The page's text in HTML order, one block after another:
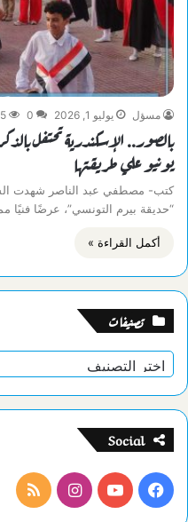
مسؤل يوليو 1, 2026 0
5
يونيو علي طريقتها
كتب- مصطفي عبد الناصر شهدت
“حديقة بيرم التونسي”، عرضًا فنيًا
أكمل القراءة »
تصنيفات
تصنيفات
Social
فيسبوكيوتيوبانستقرام